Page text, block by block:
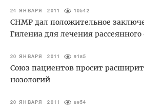
24 ЯНВАРЯ 2011 10542
CHMP дал положительное
Гилениа для лечения рассеянного
20 ЯНВАРЯ 2011 9185
Союз пациентов просит
нозологий
20 ЯНВАРЯ 2011 8954